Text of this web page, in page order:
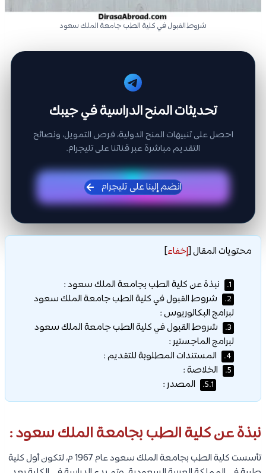
شروط القبول في كلية الطب جامعة الملك سعود
تحديثات المنح الدراسية في جيبك
احصل على تنبيهات المنح الدولية، فرص التمويل، ونصائح
التقديم مباشرة عبر قناتنا على تليجرام.
انضم إلينا على تليجرام
محتويات المقال[إخفاء]
1. نبذة عن كلية الطب بجامعة الملك سعود :
2.
شروط القبول في كلية الطب جامعة الملك سعود
لبرامج البكالوريوس :
3.
شروط القبول في كلية الطب جامعة الملك سعود
لبرامج الماجستير :
4. المستندات المطلوبة للتقديم :
5. الخلاصة :
5.1. المصدر :
نبذة عن كلية الطب بجامعة الملك سعود :
تأسست كلية الطب بجامعة الملك سعود عام 1967 م، لتكون أول كلية